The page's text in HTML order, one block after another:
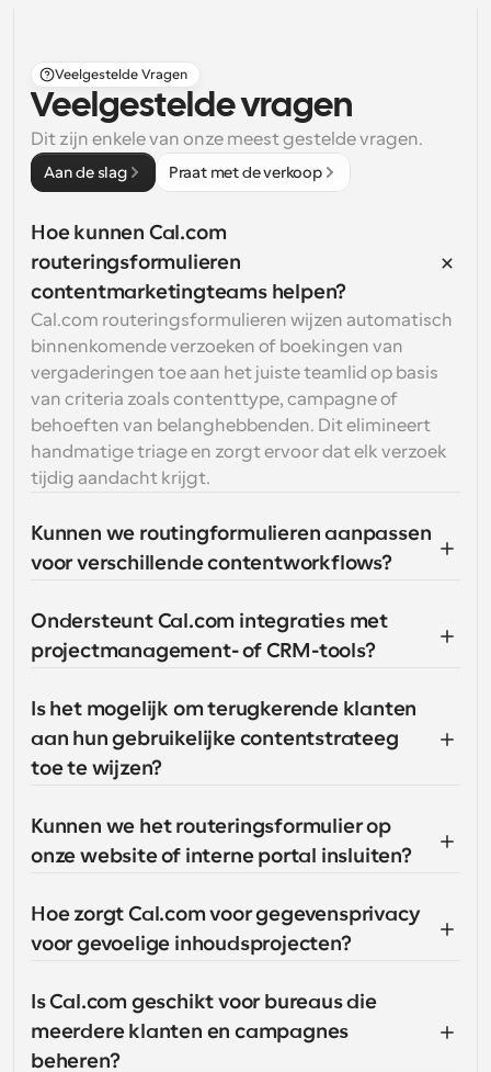
Veelgestelde Vragen
Veelgestelde vragen
Dit zijn enkele van onze meest gestelde vragen.
Aan de slag Praat met de verkoop
Hoe kunnen Cal.com
routeringsformulieren
contentmarketingteams helpen?
Cal.com routeringsformulieren wijzen automatisch
binnenkomende verzoeken of boekingen van
vergaderingen toe aan het juiste teamlid op basis
van criteria zoals contenttype, campagne of
behoeften van belanghebbenden. Dit elimineert
handmatige triage en zorgt ervoor dat elk verzoek
tijdig aandacht krijgt.
Kunnen we routingformulieren aanpassen
voor verschillende contentworkflows?
Ondersteunt Cal.com integraties met
projectmanagement- of CRM-tools?
Is het mogelijk om terugkerende klanten
aan hun gebruikelijke contentstrateeg
toe te wijzen?
Kunnen we het routeringsformulier op
onze website of interne portal insluiten?
Hoe zorgt Cal.com voor gegevensprivacy
voor gevoelige inhoudsprojecten?
Is Cal.com geschikt voor bureaus die
meerdere klanten en campagnes
beheren?